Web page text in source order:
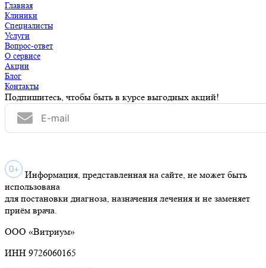
Главная
Клиники
Специалисты
Услуги
Вопрос-ответ
О сервисе
Акции
Блог
Контакты
Подпишитесь, чтобы быть в курсе выгодных акций!
Информация, представленная на сайте, не может быть
использована
для постановки диагноза, назначения лечения и не заменяет
приём врача.
ООО «Витриум»
ИНН 9726060165